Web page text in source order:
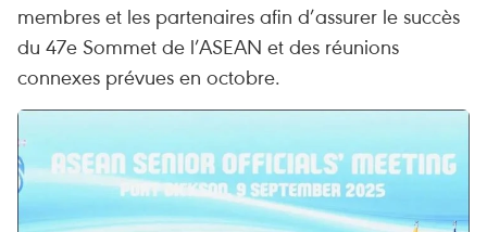
membres et les partenaires afin d’assurer le succès
du 47e Sommet de l’ASEAN et des réunions
connexes prévues en octobre.